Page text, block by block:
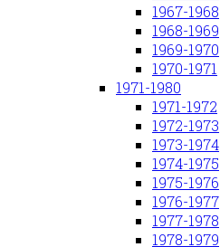
1967-1968
1968-1969
1969-1970
1970-1971
1971-1980
1971-1972
1972-1973
1973-1974
1974-1975
1975-1976
1976-1977
1977-1978
1978-1979